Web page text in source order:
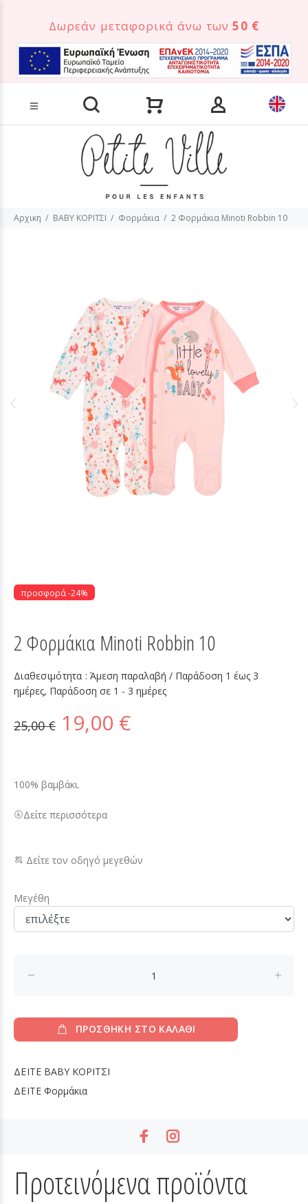
Δωρεάν μεταφορικά άνω των50 €
Αρχικη BABY ΚΟΡΙΤΣΙ Φορμάκια 2 Φορμάκια Minoti Robbin 10
προσφορά -24%
2 Φορμάκια Minoti Robbin 10
Διαθεσιμότητα :Άμεση παραλαβή / Παράδoση 1 έως 3
ημέρες, Παράδοση σε 1 - 3 ημέρες
25,00 € 19,00 €
100% βαμβάκι.
Δείτε περισσότερα
Δείτε τον οδηγό μεγεθών
Μεγέθη
ΠΡΟΣΘΗΚΗ ΣΤΟ ΚΑΛΑΘΙ
ΔΕΙΤΕ BABY ΚΟΡΙΤΣΙ
ΔΕΙΤΕ Φορμάκια
Προτεινόμενα προϊόντα